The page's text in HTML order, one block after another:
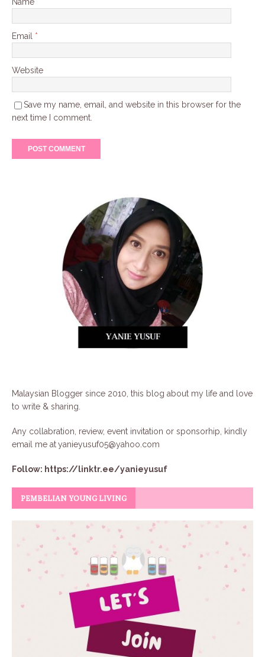
Email *
Website
Save my name, email, and website in this browser for the
next time I comment.
Malaysian Blogger since 2010, this blog about my life and love
to write & sharing.
Any collabration, review, event invitation or sponsorhip, kindly
email me atyanieyusuf05@yahoo.com
Follow: https://linktr.ee/yanieyusuf
PEMBELIAN YOUNG LIVING